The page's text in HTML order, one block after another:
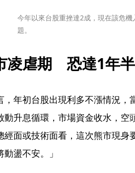
今年以來台股重挫達2成，現在該危
題。
凌虐期　恐達1年半
，年初台股出現利多不漲情況
動升息循環，市場資金收水，
經面或技術面看，這次熊市現身
動盪不安。」